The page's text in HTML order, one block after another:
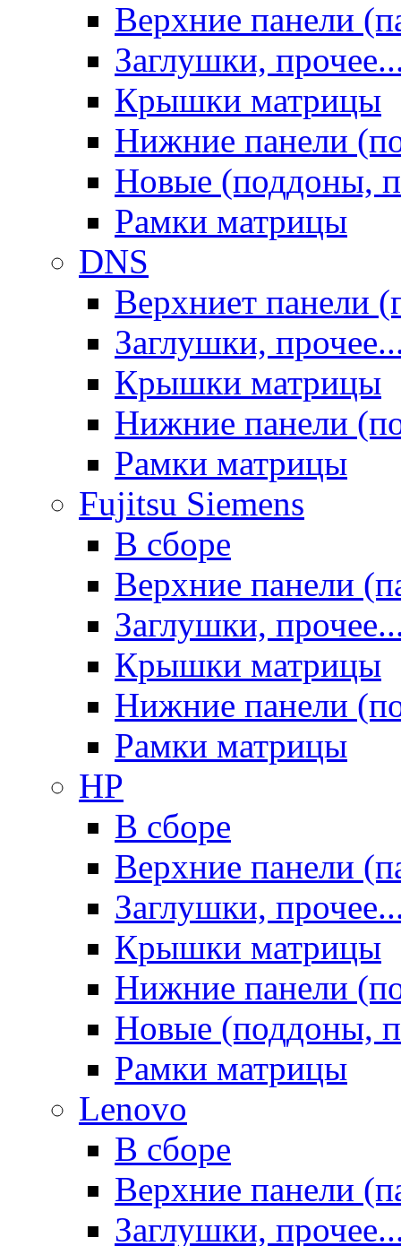
Верхние панели
Заглушки,
Крышки матрицы
Нижние панели
Новые (поддоны,
Рамки матрицы
DNS
Верхниет панели
Заглушки,
Крышки матрицы
Нижние панели
Рамки матрицы
Fujitsu Siemens
В сборе
Верхние панели
Заглушки,
Крышки матрицы
Нижние панели
Рамки матрицы
HP
В сборе
Верхние панели
Заглушки,
Крышки матрицы
Нижние панели
Новые (поддоны,
Рамки матрицы
Lenovo
В сборе
Верхние панели
Заглушки,